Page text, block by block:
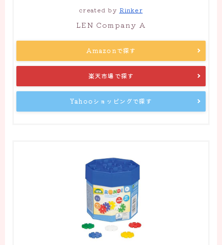
created by Rinker
LEN Company A
Amazonで探す
楽天市場で探す
Yahooショッピングで探す